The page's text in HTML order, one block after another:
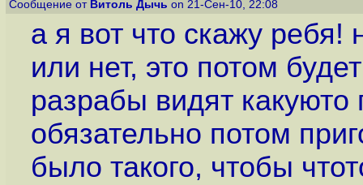
Сообщение от Витоль Дычь on 21-Сен-10, 22:08
а я вот что скажу ребя!
или нет, это потом
разрабы видят какуюто
обязательно потом
было такого, чтобы